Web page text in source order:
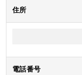
住所
電話番号